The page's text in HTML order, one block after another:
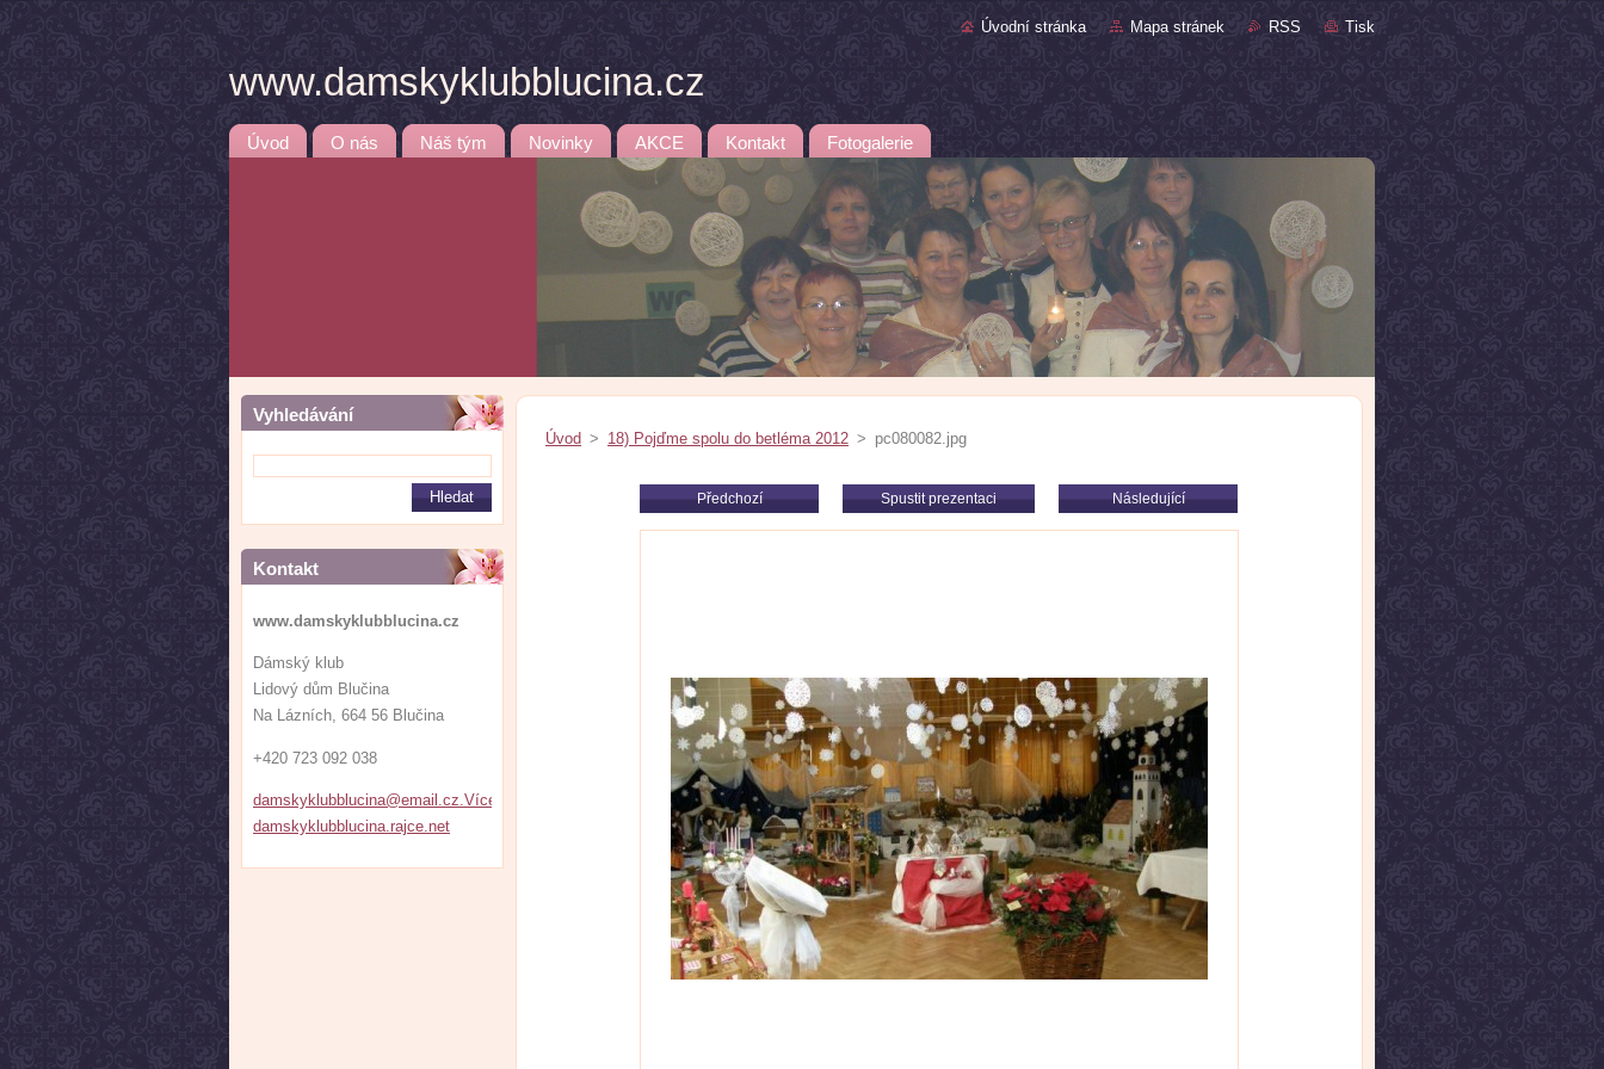
Úvodní stránka Mapa stránek RSS Tisk
www.damskyklubblucina.cz
Úvod O nás Náš tým Novinky AKCE Kontakt Fotogalerie
Vyhledávání
Kontakt
www.damskyklubblucina.cz
Dámský klub
Lidový dům Blučina
Na Lázních, 664 56 Blučina
+420 723 092 038
damskyklubblucina@email.cz.VíceFOTEKznašichakcína-
damskyklubblucina.rajce.net
Úvod > 18) Pojďme spolu do betléma 2012 > pc080082.jpg
Předchozí Spustit prezentaci Následující